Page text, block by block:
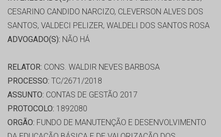
CESARINO CANDIDO NARCIZO, CLEVERSON ALVES DOS
SANTOS, VALDECI PELIZER, WALDELI DOS SANTOS ROSA
ADVOGADO(S): NÃO HÁ
RELATOR: CONS. WALDIR NEVES BARBOSA
PROCESSO: TC/2671/2018
ASSUNTO: CONTAS DE GESTÃO 2017
PROTOCOLO: 1892080
ORGÃO: FUNDO DE MANUTENÇÃO E DESENVOLVIMENTO